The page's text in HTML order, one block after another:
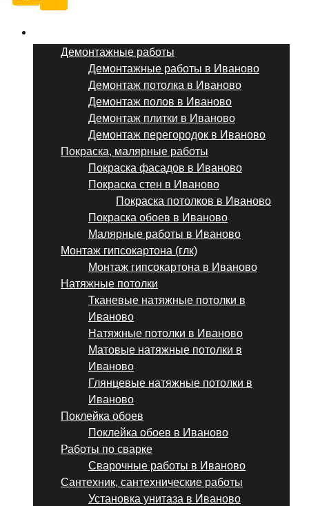
Демонтажные работы
Демонтажные работы в Иваново
Демонтаж потолка в Иваново
Демонтаж полов в Иваново
Демонтаж плитки в Иваново
Демонтаж перегородок в Иваново
Покраска, малярные работы
Покраска фасадов в Иваново
Покраска стен в Иваново
Покраска потолков в Иваново
Покраска обоев в Иваново
Малярные работы в Иваново
Монтаж гипсокартона (глк)
Монтаж гипсокартона в Иваново
Натяжные потолки
Тканевые натяжные потолки в
Иваново
Натяжные потолки в Иваново
Матовые натяжные потолки в
Иваново
Глянцевые натяжные потолки в
Иваново
Поклейка обоев
Поклейка обоев в Иваново
Работы по сварке
Сварочные работы в Иваново
Сантехник, сантехнические работы
Установка унитаза в Иваново